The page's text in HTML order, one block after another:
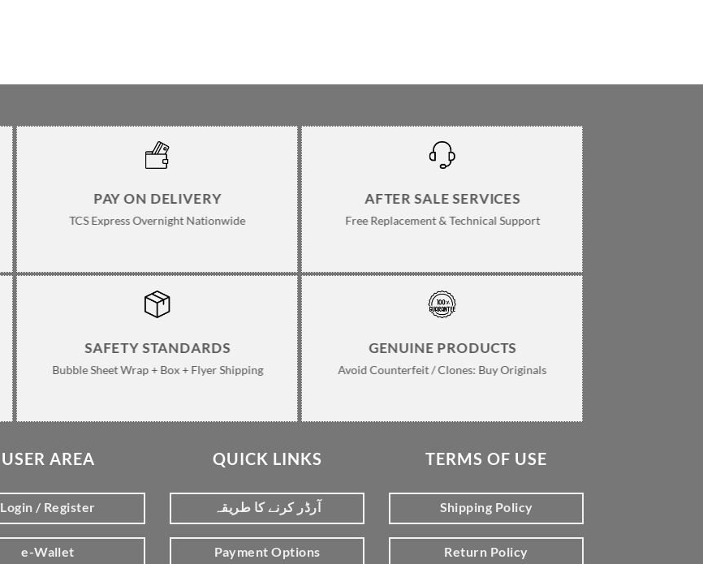
PAY ON DELIVERY
TCS Express Overnight Nationwide
AFTER SALE SERVICES
Free Replacement & Technical Support
SAFETY STANDARDS
Bubble Sheet Wrap + Box + Flyer Shipping
GENUINE PRODUCTS
Avoid Counterfeit / Clones: Buy Originals
USER AREA
Login / Register
e-Wallet
QUICK LINKS
آرڈر کرنے کا طریقہ
Payment Options
TERMS OF USE
Shipping Policy
Return Policy